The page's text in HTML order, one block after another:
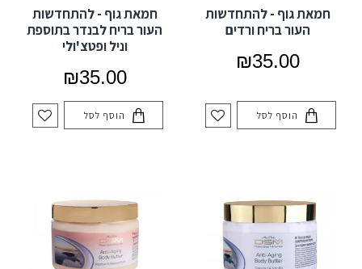
חמאת גוף - להתחדשות
העור בריח ורדים
₪35.00
הוסף לסל
חמאת גוף - להתחדשות
העור בריח לבנדר בתוספת
וניל ופטצ'ולי
₪35.00
הוסף לסל